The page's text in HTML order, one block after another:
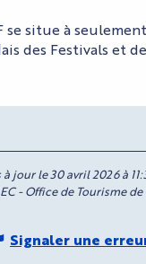
se situe à
des Festivals et
à jour le 30 avril 2026 à
- Office de Tourisme de
Signaler une